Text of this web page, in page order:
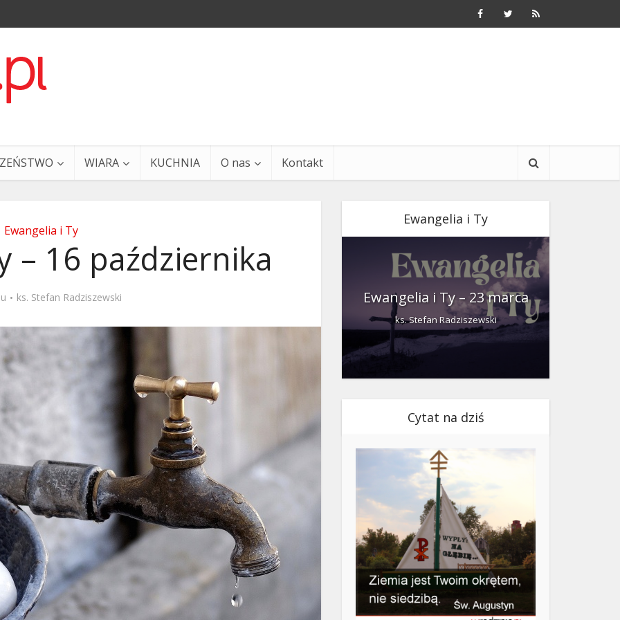
WIARA KUCHNIA O nas Kontakt
Ewangelia i Ty
– 16 października
ks. Stefan Radziszewski
Ewangelia i Ty
i Ty – 29 grudnia Ewangelia i Ty – 23 marca
ks. Stefan Radziszewski
Cytat na dziś